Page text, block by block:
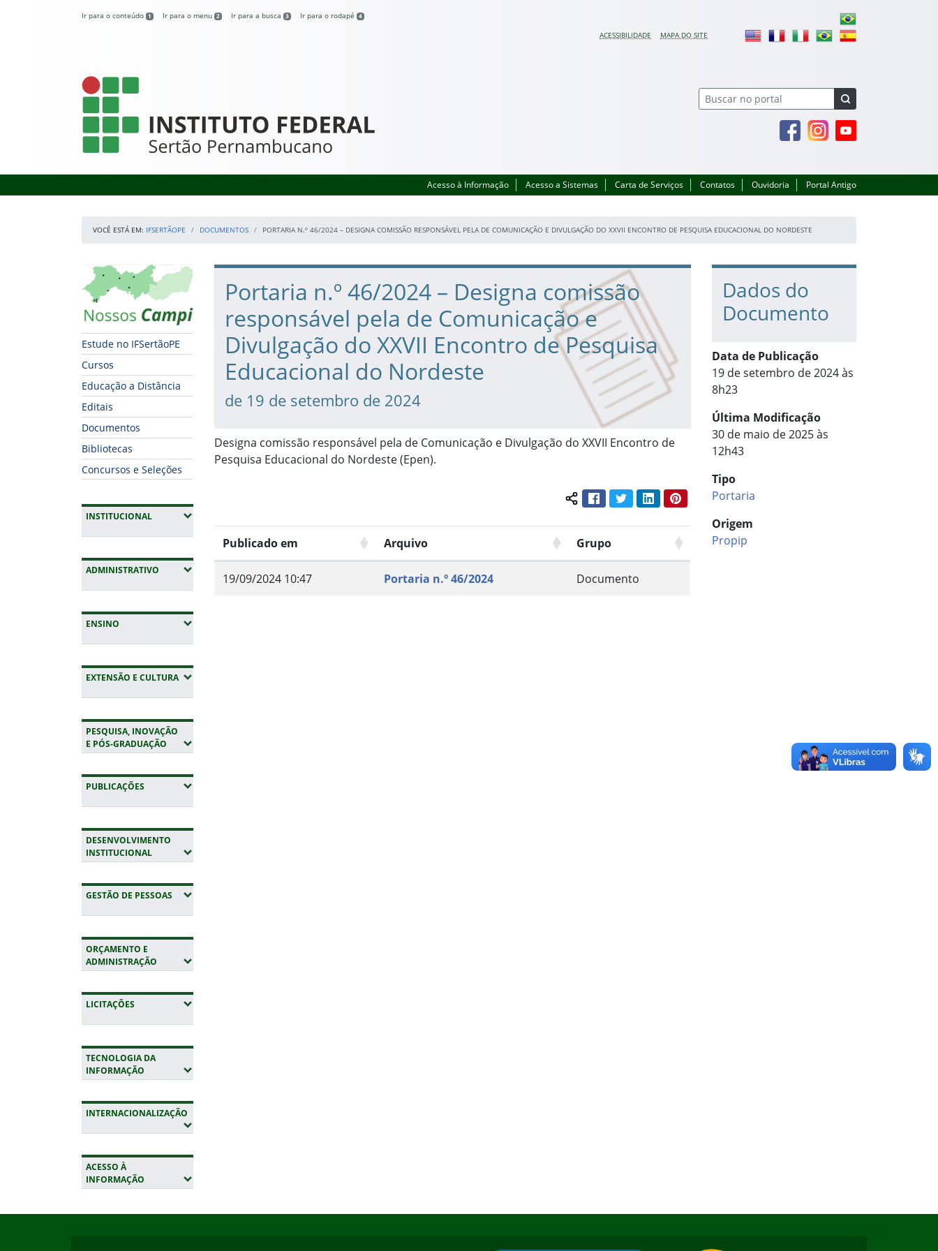
Ir para o conteúdo 1 Ir para o menu 2 Ir para a busca 3 Ir para o rodapé 4
ACESSIBILIDADE MAPA DO SITE
IFSertãoPE
FacebookInstagramYoutube
Acesso à Informação Acesso a Sistemas Carta de Serviços Contatos Ouvidoria Portal Antigo
VOCÊ ESTÁ EM: IFSERTÃOPE DOCUMENTOS PORTARIA N.º 46/2024 – DESIGNA COMISSÃO RESPONSÁVEL PELA DE COMUNICAÇÃO E DIVULGAÇÃO DO XXVII ENCONTRO DE PESQUISA EDUCACIONAL DO NORDESTE
Início da navegação
Mapa Campi
Estude no IFSertãoPE
Cursos
Educação a Distância
Editais
Documentos
Bibliotecas
Concursos e Seleções
INSTITUCIONAL(EXPANDIR SUBMENUS)
ADMINISTRATIVO (EXPANDIR SUBMENUS)
ENSINO (EXPANDIR SUBMENUS)
EXTENSÃO E CULTURA(EXPANDIR SUBMENUS)
PESQUISA, INOVAÇÃO
E PÓS-GRADUAÇÃO (EXPANDIR SUBMENUS)
PUBLICAÇÕES (EXPANDIR SUBMENUS)
DESENVOLVIMENTO
INSTITUCIONAL(EXPANDIR SUBMENUS)
GESTÃO DE PESSOAS (EXPANDIR SUBMENUS)
ORÇAMENTO E
ADMINISTRAÇÃO (EXPANDIR SUBMENUS)
LICITAÇÕES (EXPANDIR SUBMENUS)
TECNOLOGIA DA
INFORMAÇÃO (EXPANDIR SUBMENUS)
INTERNACIONALIZAÇÃO
ACESSO À
INFORMAÇÃO (EXPANDIR SUBMENUS)
Início do conteúdo
Portaria n.º 46/2024 – Designa comissão
responsável pela de Comunicação e
Divulgação do XXVII Encontro de Pesquisa
Educacional do Nordeste
de 19 de setembro de 2024
Designa comissão responsável pela de Comunicação e Divulgação do XXVII Encontro de
Pesquisa Educacional do Nordeste (Epen).
Compartilhar conteúdo:
FacebookTwitterLinkedInPinterest
Publicado em Arquivo Grupo
19/09/2024 10:47 Portaria n.º 46/2024 Documento
Dados do
Documento
Data de Publicação
19 de setembro de 2024 às
8h23
Última Modificação
30 de maio de 2025 às
12h43
Tipo
Portaria
Origem
Propip